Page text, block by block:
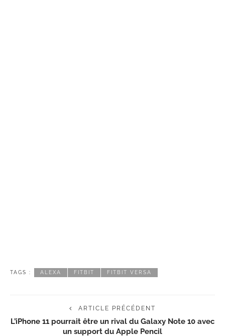
TAGS : ALEXA FITBIT FITBIT VERSA
ARTICLE PRÉCÉDENT
L’iPhone 11 pourrait être un rival du Galaxy Note 10 avec
un support du Apple Pencil